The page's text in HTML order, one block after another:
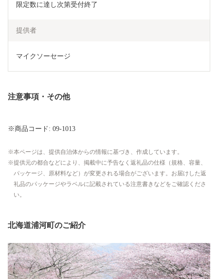
限定数に達し次第受付終了
提供者
マイクソーセージ
注意事項・その他
※商品コード: 09-1013
本ページは、提供自治体からの情報に基づき、作成しています。
提供元の都合などにより、掲載中に予告なく返礼品の仕様（規格、容量、
パッケージ、原材料など）が変更される場合がございます。お届けした返
礼品のパッケージやラベルに記載されている注意書きなどをご確認くださ
い。
北海道浦河町のご紹介